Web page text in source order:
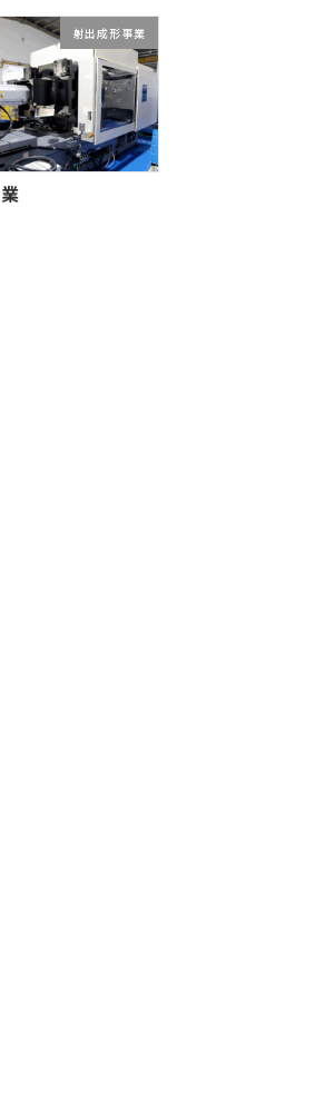
射出成形事業